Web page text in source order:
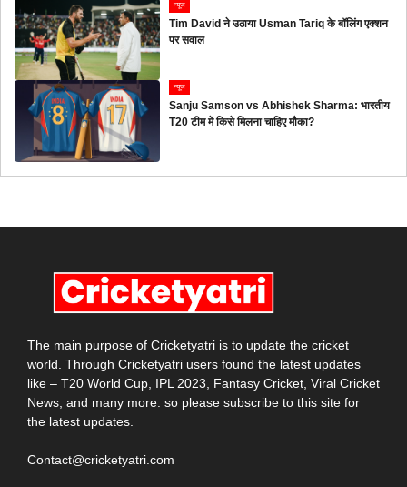
न्यूज
Tim David ने उठाया Usman Tariq के बॉलिंग एक्शन
पर सवाल
न्यूज
Sanju Samson vs Abhishek Sharma: भारतीय
T20 टीम में किसे मिलना चाहिए मौका?
The main purpose of Cricketyatri is to update the cricket
world. Through Cricketyatri users found the latest updates
like – T20 World Cup, IPL 2023, Fantasy Cricket, Viral Cricket
News, and many more. so please subscribe to this site for
the latest updates.
Contact@cricketyatri.com